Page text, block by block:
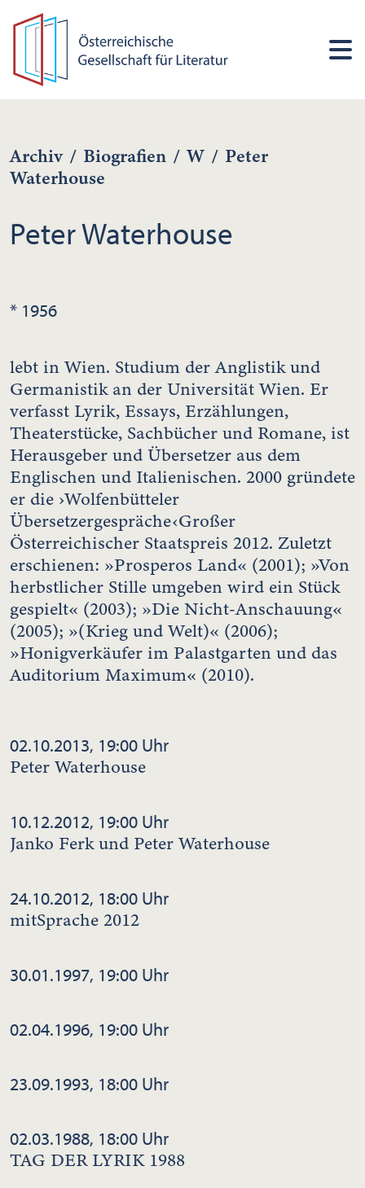
Archiv / Biografien / W / Peter
Waterhouse
Peter Waterhouse
* 1956
lebt in Wien. Studium der Anglistik und
Germanistik an der Universität Wien. Er
verfasst Lyrik, Essays, Erzählungen,
Theaterstücke, Sachbücher und Romane, ist
Herausgeber und Übersetzer aus dem
Englischen und Italienischen. 2000 gründete
er die ›Wolfenbütteler
Übersetzergespräche‹Großer
Österreichischer Staatspreis 2012. Zuletzt
erschienen: »Prosperos Land« (2001); »Von
herbstlicher Stille umgeben wird ein Stück
gespielt« (2003); »Die Nicht-Anschauung«
(2005); »(Krieg und Welt)« (2006);
»Honigverkäufer im Palastgarten und das
Auditorium Maximum« (2010).
02.10.2013, 19:00 Uhr
Peter Waterhouse
10.12.2012, 19:00 Uhr
Janko Ferk und Peter Waterhouse
24.10.2012, 18:00 Uhr
mitSprache 2012
30.01.1997, 19:00 Uhr
02.04.1996, 19:00 Uhr
23.09.1993, 18:00 Uhr
02.03.1988, 18:00 Uhr
TAG DER LYRIK 1988